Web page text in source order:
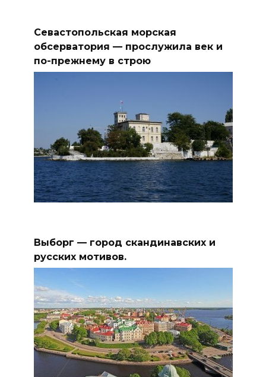
Севастопольская морская
обсерватория — прослужила век и
по-прежнему в строю
Выборг — город скандинавских и
русских мотивов.